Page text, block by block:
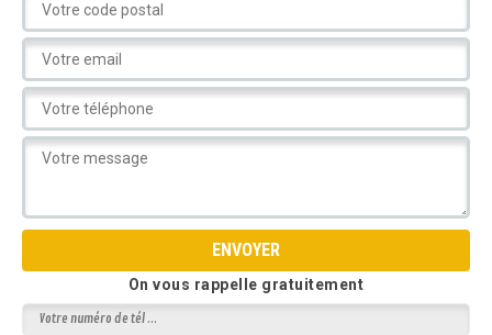
On vous rappelle gratuitement